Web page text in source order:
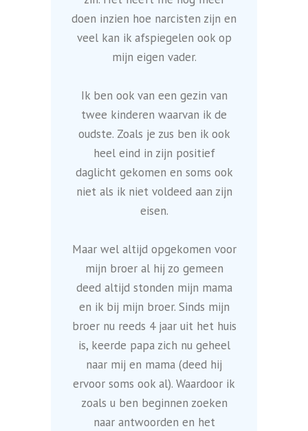
doen inzien hoe narcisten zijn en
veel kan ik afspiegelen ook op
mijn eigen vader.
Ik ben ook van een gezin van
twee kinderen waarvan ik de
oudste. Zoals je zus ben ik ook
heel eind in zijn positief
daglicht gekomen en soms ook
niet als ik niet voldeed aan zijn
eisen.
Maar wel altijd opgekomen voor
mijn broer al hij zo gemeen
deed altijd stonden mijn mama
en ik bij mijn broer. Sinds mijn
broer nu reeds 4 jaar uit het huis
is, keerde papa zich nu geheel
naar mij en mama (deed hij
ervoor soms ook al). Waardoor ik
zoals u ben beginnen zoeken
naar antwoorden en het